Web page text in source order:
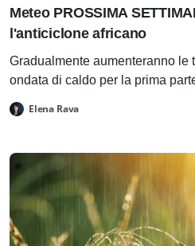
Meteo PROSSIMA
l'anticiclone africano
Gradualmente aumenteranno le
ondata di caldo per la prima
Elena Rava